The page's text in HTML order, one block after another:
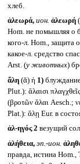
хлеб.
ἀλεωρά, ион. ἀλεωρή
Hom. не помышляя о
кого-л. Hom., защита
какое-л. средство
Arst. (у животных)
ἄλη(ᾰ) ἡ 1)
Plut.): ἄλαισι
(βροτῶν ἄλαι Aesch.;
Plat.): ἄλῃ Eur. в
ἁλ-ηγός 2 везущий
ἀλήθεια, эп.-ион.
правда, истина Hom.,